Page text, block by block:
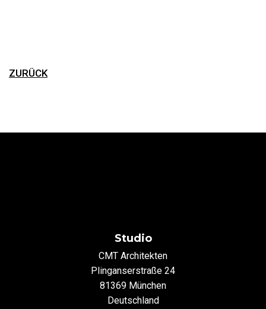
ZURÜCK
Studio
CMT Architekten
Plinganserstraße 24
81369 München
Deutschland